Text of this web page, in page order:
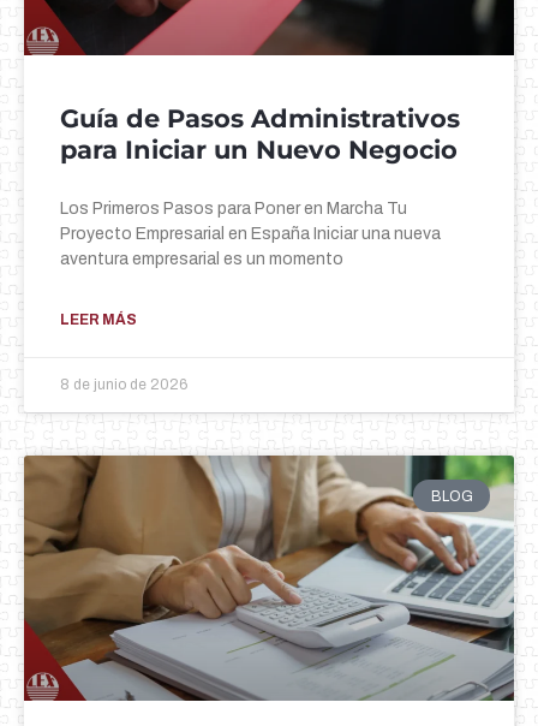
Guía de Pasos Administrativos
para Iniciar un Nuevo Negocio
Los Primeros Pasos para Poner en Marcha Tu
Proyecto Empresarial en España Iniciar una nueva
aventura empresarial es un momento
LEER MÁS
8 de junio de 2026
BLOG